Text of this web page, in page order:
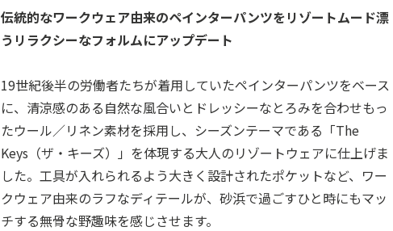
伝統的なワークウェア由来のペインターパンツをリゾートムード漂
うリラクシーなフォルムにアップデート
19世紀後半の労働者たちが着用していたペインターパンツをベース
に、清涼感のある自然な風合いとドレッシーなとろみを合わせもっ
たウール／リネン素材を採用し、シーズンテーマである「The
Keys（ザ・キーズ）」を体現する大人のリゾートウェアに仕上げま
した。工具が入れられるよう大きく設計されたポケットなど、ワー
クウェア由来のラフなディテールが、砂浜で過ごすひと時にもマッ
チする無骨な野趣味を感じさせます。